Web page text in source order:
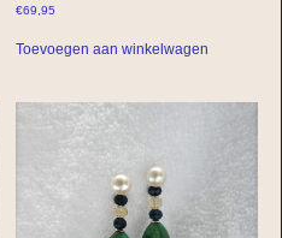
€69,95
Toevoegen aan winkelwagen